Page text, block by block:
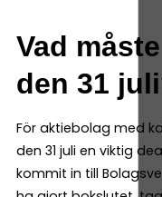
Vad
den 31
För aktiebolag med
den 31 juli en viktig
kommit in till